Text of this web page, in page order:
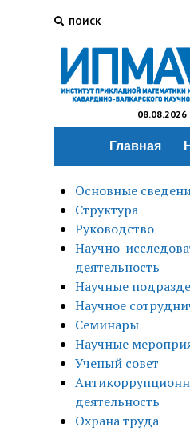
ПОИСК
08.08.2026
Главная
Основные
Структура
Руководство
Научно-
деятельность
Научные
Научное
Семинары
Научные
Ученый совет
деятельность
Охрана труда